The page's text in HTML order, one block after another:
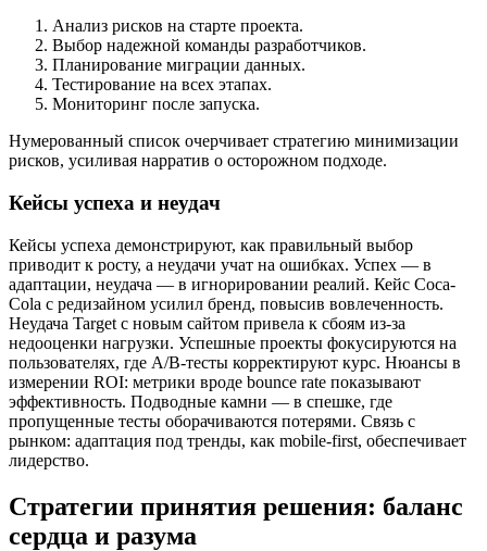
Анализ рисков на старте проекта.
Выбор надежной команды разработчиков.
Планирование миграции данных.
Тестирование на всех этапах.
Мониторинг после запуска.
Нумерованный список очерчивает стратегию минимизации
рисков, усиливая нарратив о осторожном подходе.
Кейсы успеха и неудач
Кейсы успеха демонстрируют, как правильный выбор
приводит к росту, а неудачи учат на ошибках. Успех — в
адаптации, неудача — в игнорировании реалий. Кейс Coca-
Cola с редизайном усилил бренд, повысив вовлеченность.
Неудача Target с новым сайтом привела к сбоям из-за
недооценки нагрузки. Успешные проекты фокусируются на
пользователях, где A/B-тесты корректируют курс. Нюансы в
измерении ROI: метрики вроде bounce rate показывают
эффективность. Подводные камни — в спешке, где
пропущенные тесты оборачиваются потерями. Связь с
рынком: адаптация под тренды, как mobile-first, обеспечивает
лидерство.
Стратегии принятия решения: баланс
сердца и разума